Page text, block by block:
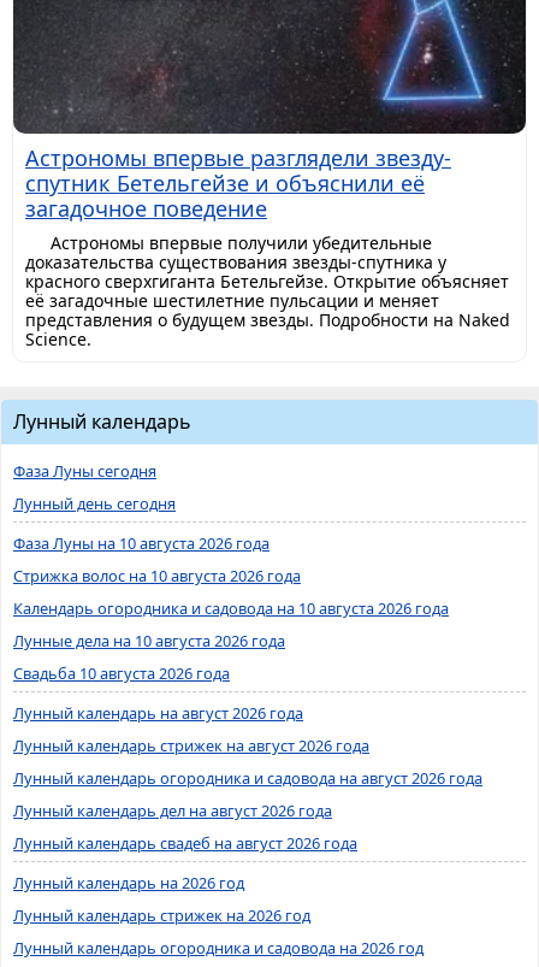
Астрономы впервые разглядели звезду-
спутник Бетельгейзе и объяснили её
загадочное поведение
Астрономы впервые получили убедительные
доказательства существования звезды-спутника у
красного сверхгиганта Бетельгейзе. Открытие объясняет
её загадочные шестилетние пульсации и меняет
представления о будущем звезды. Подробности на Naked
Science.
Лунный календарь
Фаза Луны сегодня
Лунный день сегодня
Фаза Луны на 10 августа 2026 года
Стрижка волос на 10 августа 2026 года
Календарь огородника и садовода на 10 августа 2026 года
Лунные дела на 10 августа 2026 года
Свадьба 10 августа 2026 года
Лунный календарь на август 2026 года
Лунный календарь стрижек на август 2026 года
Лунный календарь огородника и садовода на август 2026 года
Лунный календарь дел на август 2026 года
Лунный календарь свадеб на август 2026 года
Лунный календарь на 2026 год
Лунный календарь стрижек на 2026 год
Лунный календарь огородника и садовода на 2026 год